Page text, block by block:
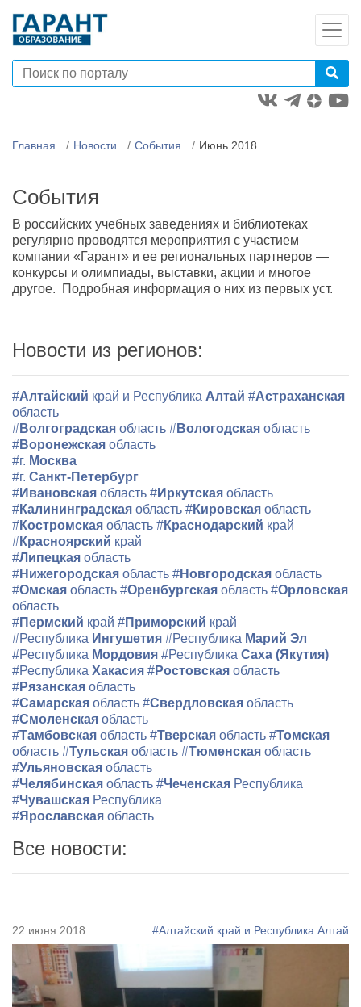
Главная Новости События Июнь 2018
События
В российских учебных заведениях и библиотеках
регулярно проводятся мероприятия с участием
компании «Гарант» и ее региональных партнеров —
конкурсы и олимпиады, выставки, акции и многое
другое. Подробная информация о них из первых уст.
Новости из регионов:
#Алтайский край и Республика Алтай #Астраханская
область
#Волгоградская область #Вологодская область
#Воронежская область
#г. Москва
#г. Санкт-Петербург
#Ивановская область #Иркутская область
#Калининградская область #Кировская область
#Костромская область #Краснодарский край
#Красноярский край
#Липецкая область
#Нижегородская область #Новгородская область
#Омская область #Оренбургская область #Орловская
область
#Пермский край #Приморский край
#Республика Ингушетия #Республика Марий Эл
#Республика Мордовия #Республика Саха (Якутия)
#Республика Хакасия #Ростовская область
#Рязанская область
#Самарская область #Свердловская область
#Смоленская область
#Тамбовская область #Тверская область #Томская
область #Тульская область #Тюменская область
#Ульяновская область
#Челябинская область #Чеченская Республика
#Чувашская Республика
#Ярославская область
Все новости:
22 июня 2018 #Алтайский край и Республика Алтай